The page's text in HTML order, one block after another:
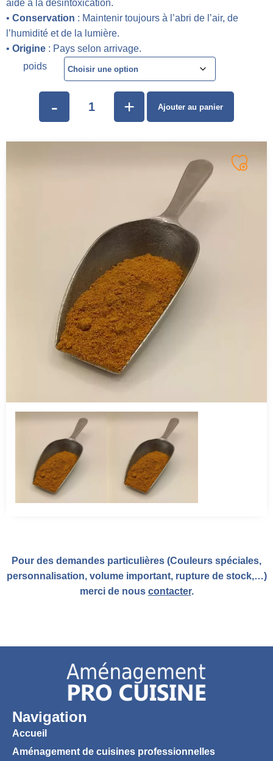
aide à la désintoxication.
• Conservation : Maintenir toujours à l’abri de l’air, de
l’humidité et de la lumière.
• Origine : Pays selon arrivage.
poids
- + Ajouter au panier
Pour des demandes particulières (Couleurs spéciales,
personnalisation, volume important, rupture de stock,…)
merci de nous contacter.
Navigation
Accueil
Aménagement de cuisines professionnelles